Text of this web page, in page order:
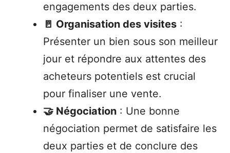
engagements des deux parties.
🚪 Organisation des visites :
Présenter un bien sous son meilleur
jour et répondre aux attentes des
acheteurs potentiels est crucial
pour finaliser une vente.
🤝 Négociation : Une bonne
négociation permet de satisfaire les
deux parties et de conclure des